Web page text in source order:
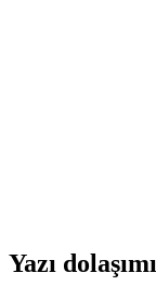
Yazı dolaşımı